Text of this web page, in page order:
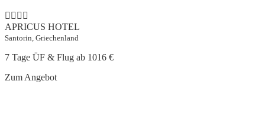
APRICUS HOTEL
Santorin, Griechenland
7 Tage ÜF & Flug ab 1016 €
Zum Angebot